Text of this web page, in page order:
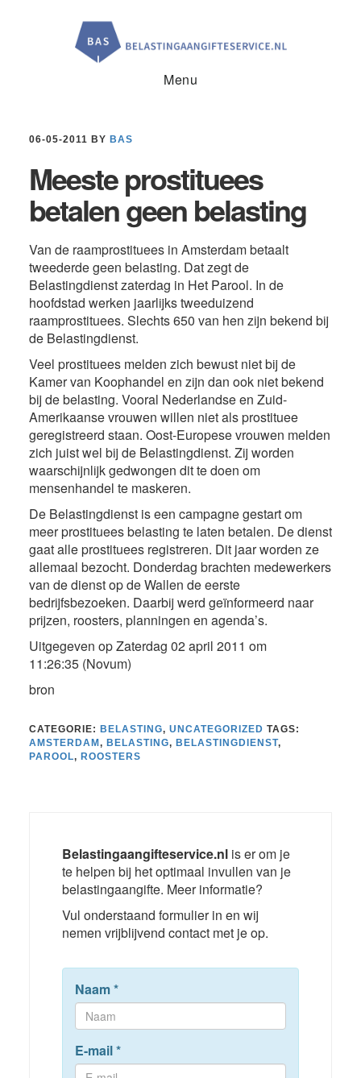
Menu
06-05-2011 BY BAS
Meeste prostituees
betalen geen belasting
Van de raamprostituees in Amsterdam betaalt
tweederde geen belasting. Dat zegt de
Belastingdienst zaterdag in Het Parool. In de
hoofdstad werken jaarlijks tweeduizend
raamprostituees. Slechts 650 van hen zijn bekend bij
de Belastingdienst.
Veel prostituees melden zich bewust niet bij de
Kamer van Koophandel en zijn dan ook niet bekend
bij de belasting. Vooral Nederlandse en Zuid-
Amerikaanse vrouwen willen niet als prostituee
geregistreerd staan. Oost-Europese vrouwen melden
zich juist wel bij de Belastingdienst. Zij worden
waarschijnlijk gedwongen dit te doen om
mensenhandel te maskeren.
De Belastingdienst is een campagne gestart om
meer prostituees belasting te laten betalen. De dienst
gaat alle prostituees registreren. Dit jaar worden ze
allemaal bezocht. Donderdag brachten medewerkers
van de dienst op de Wallen de eerste
bedrijfsbezoeken. Daarbij werd geïnformeerd naar
prijzen, roosters, planningen en agenda’s.
Uitgegeven op Zaterdag 02 april 2011 om
11:26:35 (Novum)
bron
CATEGORIE: BELASTING, UNCATEGORIZED TAGS:
AMSTERDAM, BELASTING, BELASTINGDIENST,
PAROOL, ROOSTERS
Belastingaangifteservice.nlis er om je
te helpen bij het optimaal invullen van je
belastingaangifte. Meer informatie?
Vul onderstaand formulier in en wij
nemen vrijblijvend contact met je op.
Naam*
E-mail*